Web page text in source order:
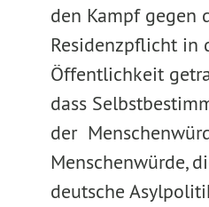
den Kampf gegen
Residenzpflicht in
Öffentlichkeit
dass
der
Menschenwürde,
deutsche